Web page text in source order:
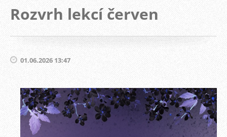
Rozvrh lekcí červen
01.06.2026 13:47